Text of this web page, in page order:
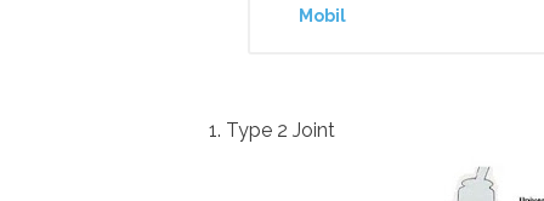
Mobil
1. Type 2 Joint